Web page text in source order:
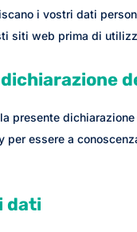
i vostri dati
siti web prima di
presente
essere a
dati